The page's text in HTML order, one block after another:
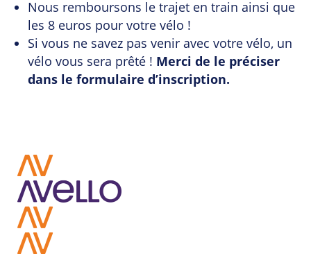
Nous remboursons le trajet en train ainsi que
les 8 euros pour votre vélo !
Si vous ne savez pas venir avec votre vélo, un
vélo vous sera prêté ! Merci de le préciser
dans le formulaire d’inscription.